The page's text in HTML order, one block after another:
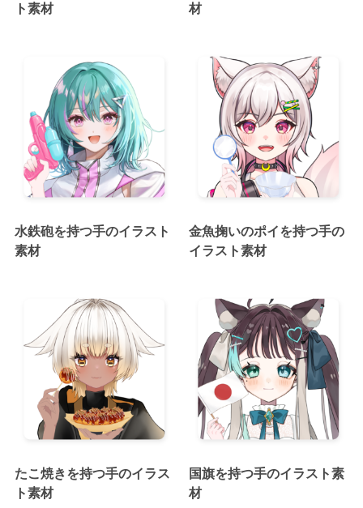
ト素材
材
水鉄砲を持つ手のイラスト
素材
金魚掬いのポイを持つ手の
イラスト素材
たこ焼きを持つ手のイラス
ト素材
国旗を持つ手のイラスト素
材